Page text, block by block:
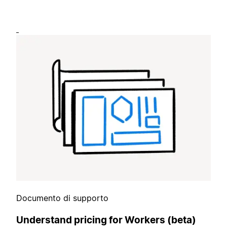
Documento di supporto
Understand pricing for Workers (beta)